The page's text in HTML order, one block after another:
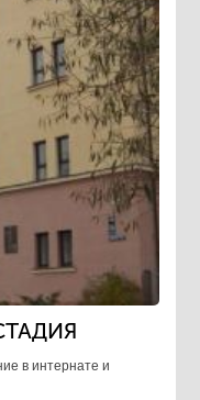
в интернате и